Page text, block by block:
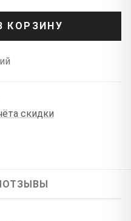
КОРЗИНУ
скидки
ОТЗЫВЫ